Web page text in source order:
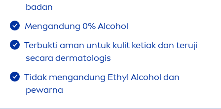
badan
Mengandung 0% Alcohol
Terbukti aman untuk kulit ketiak dan teruji
secara dermatologis
Tidak mengandung Ethyl Alcohol dan
pewarna